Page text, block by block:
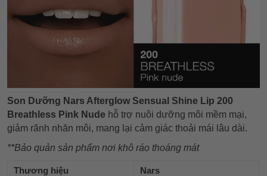
Son Dưỡng Nars Afterglow Sensual Shine Lip 200
Breathless Pink Nude hỗ trợ nuôi dưỡng môi mềm mại,
giảm rãnh nhăn môi, mang lại cảm giác thoải mái lâu dài.
**Bảo quản sản phẩm nơi khô ráo thoáng mát
Thương hiệu
Nars